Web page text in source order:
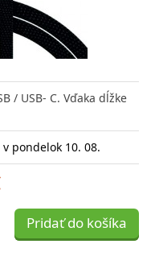
/ USB- C. Vďaka dĺžke
pondelok 10. 08.
Pridať do košíka